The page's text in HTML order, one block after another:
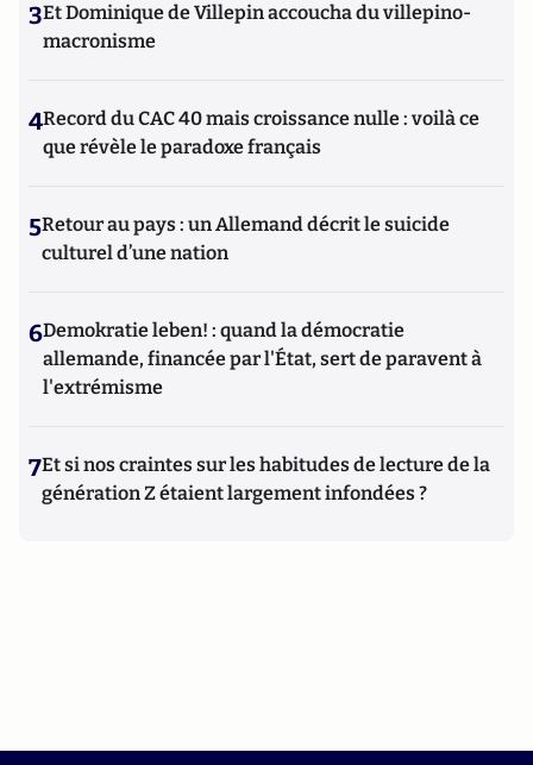
3Et Dominique de Villepin accoucha du villepino-
macronisme
4Record du CAC 40 mais croissance nulle : voilà ce
que révèle le paradoxe français
5Retour au pays : un Allemand décrit le suicide
culturel d’une nation
6Demokratie leben! : quand la démocratie
allemande, financée par l'État, sert de paravent à
l'extrémisme
7Et si nos craintes sur les habitudes de lecture de la
génération Z étaient largement infondées ?